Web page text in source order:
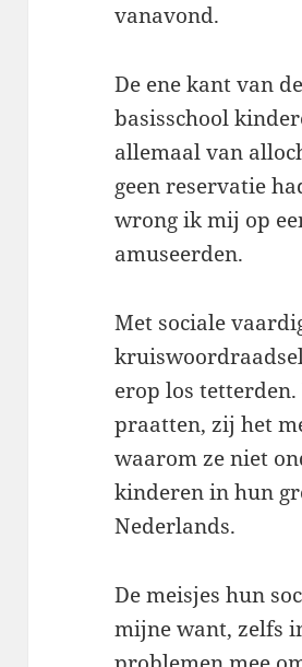
vanavond.
De ene kant van
basisschool
allemaal van
geen reservatie
wrong ik mij op
amuseerden.
Met sociale
erop los
praatten, zij het
waarom ze niet
kinderen in hun
Nederlands.
De meisjes hun
mijne want, zelfs